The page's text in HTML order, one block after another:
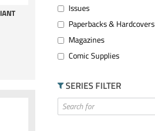
Issues
Paperbacks & Hardcovers
Magazines
Comic Supplies
SERIES FILTER